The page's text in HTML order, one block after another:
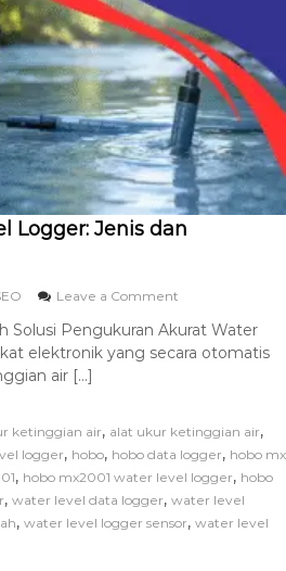
Logger: Jenis dan
Leave a Comment
Solusi Pengukuran Akurat Water
elektronik yang secara otomatis
air […]
ketinggian air, alat ukur ketinggian air,
logger, hobo, hobo data logger, hobo mx
, hobo mx2001 water level logger, hobo
, water level data logger, water level
, water level logger sensor, water level